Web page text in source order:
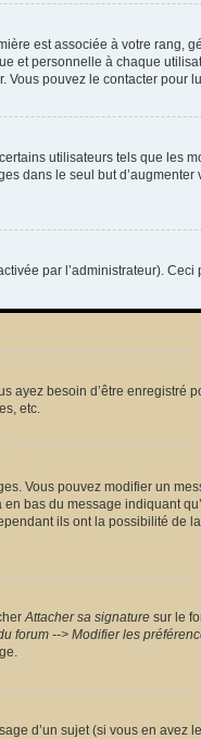
est associée à votre
personnelle à chaque
Vous pouvez le contacter pour
utilisateurs tels que les
dans le seul but
par l’administrateur).
besoin d’être
etc.
Vous pouvez modifier un
bas du message indiquant
ils ont la possibilité de
Attacher sa signature sur le
forum --> Modifier les
d’un sujet (si vous en avez